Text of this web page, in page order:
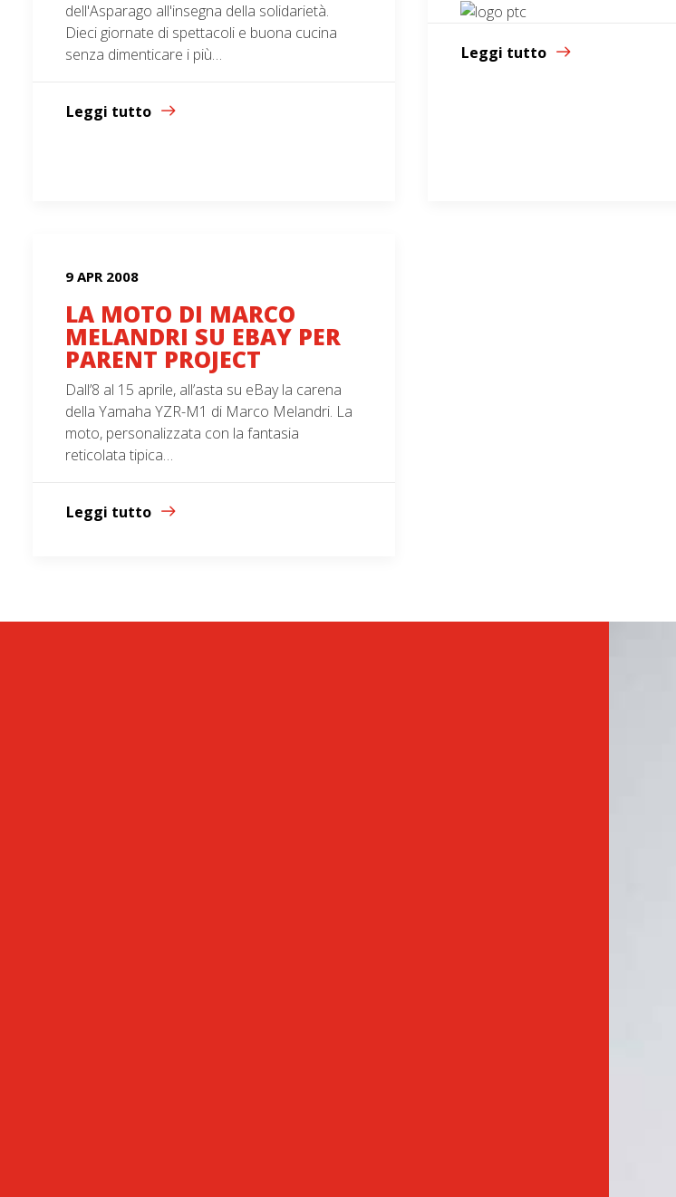
dell'Asparago all'insegna della solidarietà.
Dieci giornate di spettacoli e buona cucina
senza dimenticare i più…
Leggi tutto
Leggi tutto
9 APR 2008
LA MOTO DI MARCO
MELANDRI SU EBAY PER
PARENT PROJECT
Dall’8 al 15 aprile, all’asta su eBay la carena
della Yamaha YZR-M1 di Marco Melandri. La
moto, personalizzata con la fantasia
reticolata tipica…
Leggi tutto